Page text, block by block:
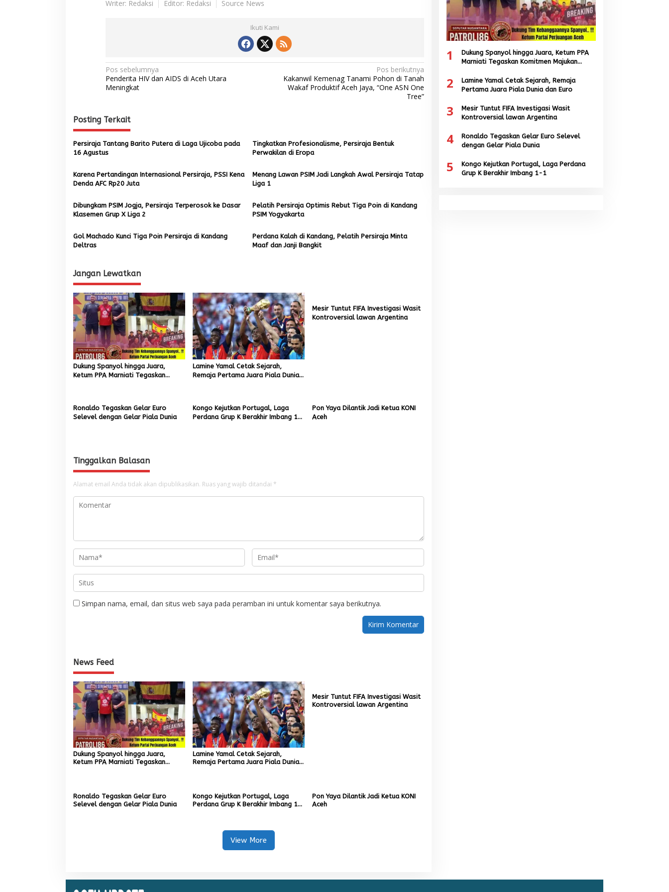
Writer: Redaksi
Editor: Redaksi Source News
Ikuti Kami
N
a
i
g
a
s
i
p
s
Pos sebelumnya
Penderita HIV dan AIDS di Aceh Utara
Meningkat
Pos berikutnya
Kakanwil Kemenag Tanami Pohon di Tanah
Wakaf Produktif Aceh Jaya, “One ASN One
Tree”
Posting Terkait
Persiraja Tantang Barito Putera di Laga Ujicoba pada
16 Agustus
Tingkatkan Profesionalisme, Persiraja Bentuk
Perwakilan di Eropa
Karena Pertandingan Internasional Persiraja, PSSI Kena
Denda AFC Rp20 Juta
Menang Lawan PSIM Jadi Langkah Awal Persiraja Tatap
Liga 1
Dibungkam PSIM Jogja, Persiraja Terperosok ke Dasar
Klasemen Grup X Liga 2
Pelatih Persiraja Optimis Rebut Tiga Poin di Kandang
PSIM Yogyakarta
Gol Machado Kunci Tiga Poin Persiraja di Kandang
Deltras
Perdana Kalah di Kandang, Pelatih Persiraja Minta
Maaf dan Janji Bangkit
Jangan Lewatkan
Dukung Spanyol hingga Juara,
Ketum PPA Marniati Tegaskan
Lamine Yamal Cetak Sejarah,
Remaja Pertama Juara Piala Dunia
Mesir Tuntut FIFA Investigasi Wasit
Kontroversial lawan Argentina
Ronaldo Tegaskan Gelar Euro
Selevel dengan Gelar Piala Dunia
Kongo Kejutkan Portugal, Laga
Perdana Grup K Berakhir Imbang 1-
Pon Yaya Dilantik Jadi Ketua KONI
Aceh
Tinggalkan Balasan
Alamat email Anda tidak akan dipublikasikan. Ruas yang wajib ditandai *
Simpan nama, email, dan situs web saya pada peramban ini untuk komentar saya berikutnya.
News Feed
Dukung Spanyol hingga Juara,
Ketum PPA Marniati Tegaskan
Lamine Yamal Cetak Sejarah,
Remaja Pertama Juara Piala Dunia
Mesir Tuntut FIFA Investigasi Wasit
Kontroversial lawan Argentina
Ronaldo Tegaskan Gelar Euro
Selevel dengan Gelar Piala Dunia
Kongo Kejutkan Portugal, Laga
Perdana Grup K Berakhir Imbang 1-
Pon Yaya Dilantik Jadi Ketua KONI
Aceh
View More
1
Dukung Spanyol hingga Juara, Ketum PPA
Marniati Tegaskan Komitmen Majukan
2
Lamine Yamal Cetak Sejarah, Remaja
Pertama Juara Piala Dunia dan Euro
3
Mesir Tuntut FIFA Investigasi Wasit
Kontroversial lawan Argentina
4
Ronaldo Tegaskan Gelar Euro Selevel
dengan Gelar Piala Dunia
5
Kongo Kejutkan Portugal, Laga Perdana
Grup K Berakhir Imbang 1-1